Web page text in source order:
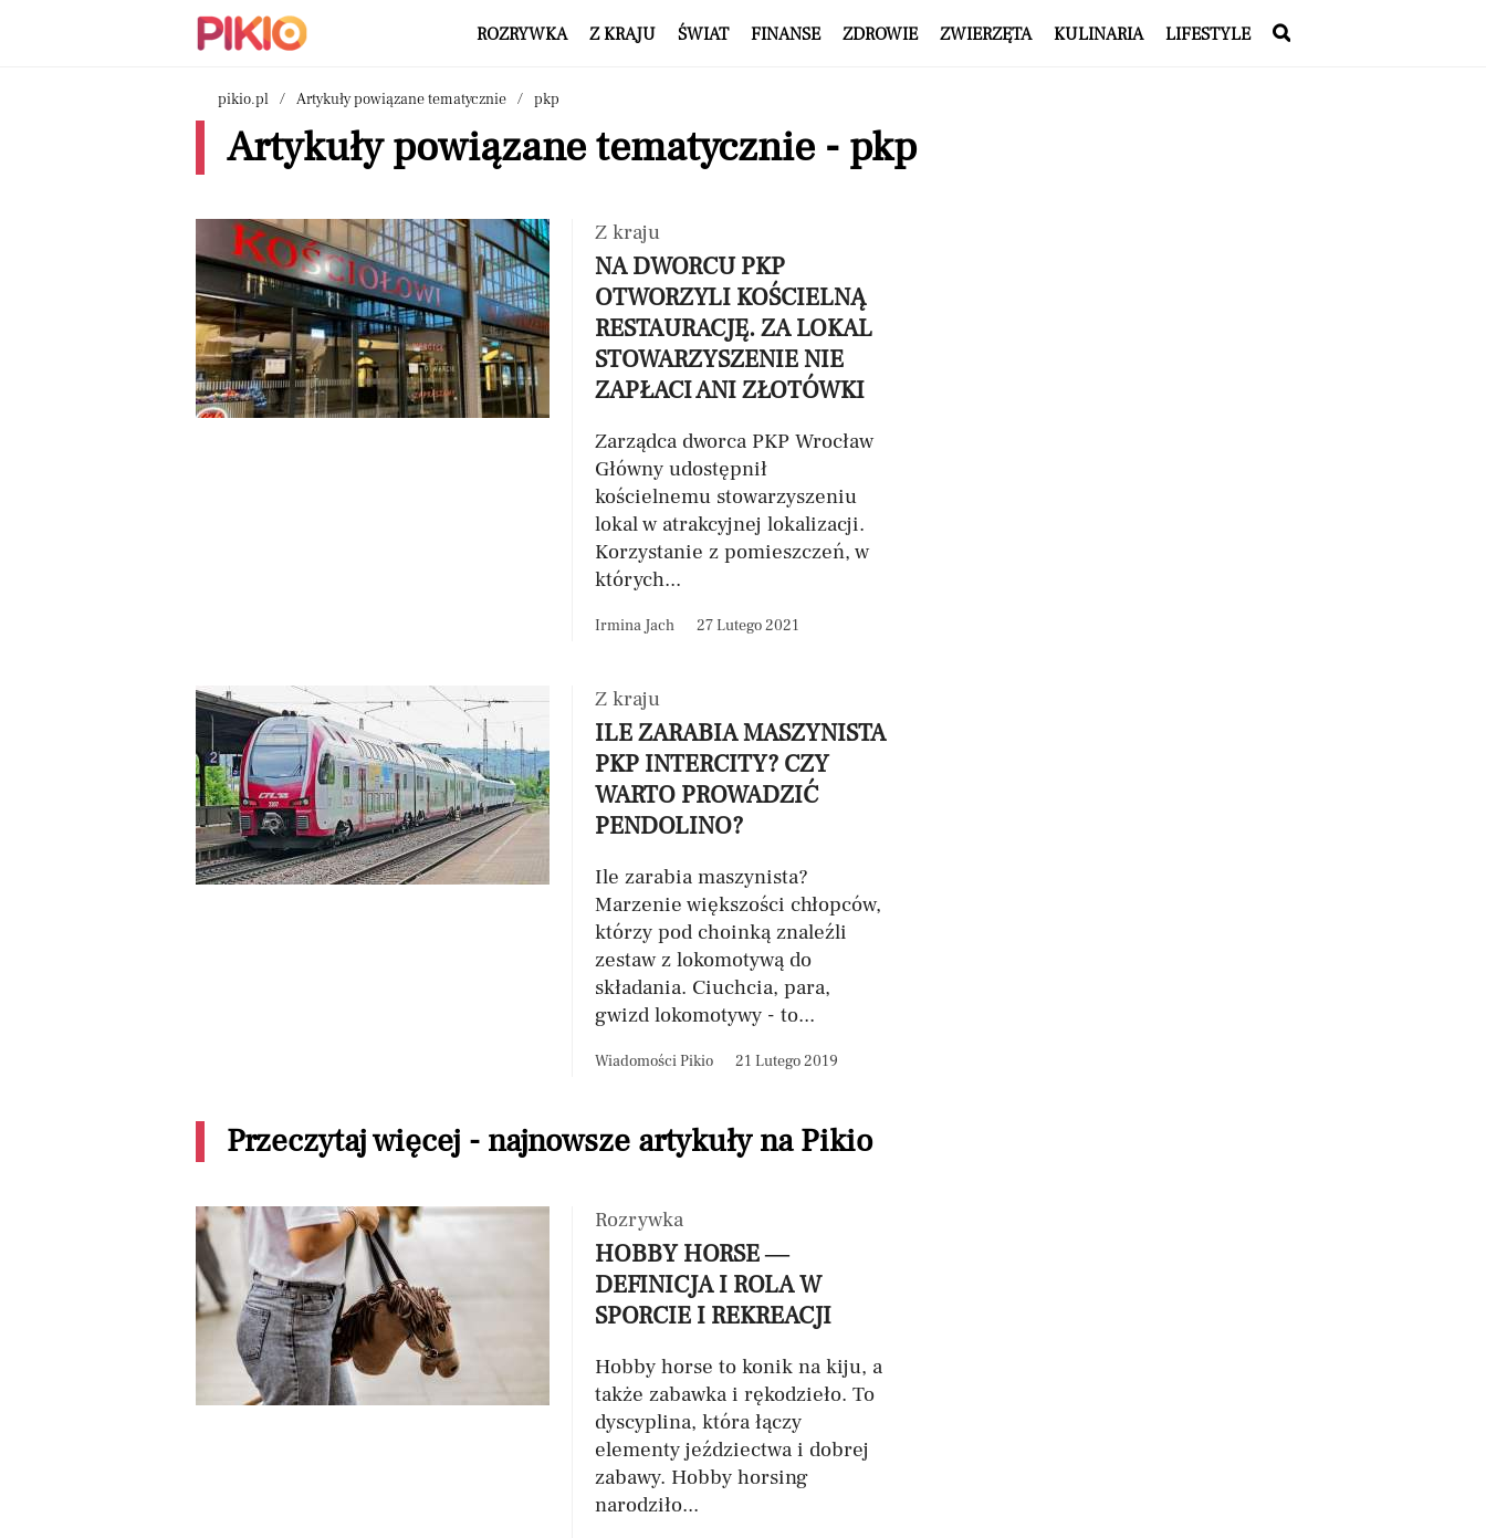
ROZRYWKA Z KRAJU ŚWIAT FINANSE ZDROWIE ZWIERZĘTA KULINARIA LIFESTYLE
pikio.pl Artykuły powiązane tematycznie pkp
Artykuły powiązane tematycznie - pkp
Z kraju
NA DWORCU PKP
OTWORZYLI KOŚCIELNĄ
RESTAURACJĘ. ZA LOKAL
STOWARZYSZENIE NIE
ZAPŁACI ANI ZŁOTÓWKI
Zarządca dworca PKP Wrocław
Główny udostępnił
kościelnemu stowarzyszeniu
lokal w atrakcyjnej lokalizacji.
Korzystanie z pomieszczeń, w
których...
Irmina Jach 27 Lutego 2021
Z kraju
ILE ZARABIA MASZYNISTA
PKP INTERCITY? CZY
WARTO PROWADZIĆ
PENDOLINO?
Ile zarabia maszynista?
Marzenie większości chłopców,
którzy pod choinką znaleźli
zestaw z lokomotywą do
składania. Ciuchcia, para,
gwizd lokomotywy - to...
Wiadomości Pikio 21 Lutego 2019
Przeczytaj więcej - najnowsze artykuły na Pikio
Rozrywka
HOBBY HORSE —
DEFINICJA I ROLA W
SPORCIE I REKREACJI
Hobby horse to konik na kiju, a
także zabawka i rękodzieło. To
dyscyplina, która łączy
elementy jeździectwa i dobrej
zabawy. Hobby horsing
narodziło...